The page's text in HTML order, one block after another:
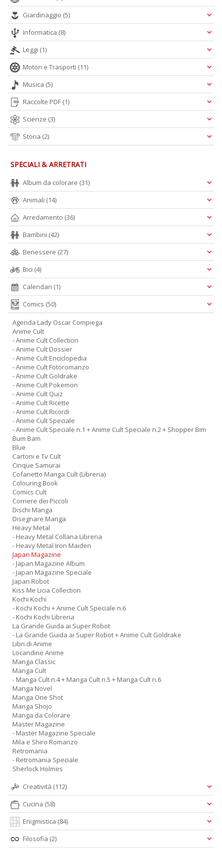
Giardinaggio (5)
Informatica (8)
Leggi (1)
Motori e Trasporti (11)
Musica (5)
Raccolte PDF (1)
Scienze (3)
Storia (2)
SPECIALI & ARRETRATI
Album da colorare (31)
Animali (14)
Arredamento (36)
Bambini (42)
Benessere (27)
Bici (4)
Calendari (1)
Comics (50)
Agenda Lady Oscar Compiega
Anime Cult
- Anime Cult Collection
- Anime Cult Dossier
- Anime Cult Enciclopedia
- Anime Cult Fotoromanzo
- Anime Cult Goldrake
- Anime Cult Pokemon
- Anime Cult Quiz
- Anime Cult Ricette
- Anime Cult Ricordi
- Anime Cult Speciale
- Anime Cult Speciale n.1 + Anime Cult Speciale n.2 + Shopper Bim
Bum Bam
Blue
Cartoni e Tv Cult
Cinque Samurai
Cofanetto Manga Cult (Libreria)
Colouring Book
Comics Cult
Corriere dei Piccoli
Dischi Manga
Disegnare Manga
Heavy Metal
- Heavy Metal Collana Libreria
- Heavy Metal Iron Maiden
Japan Magazine
- Japan Magazine Album
- Japan Magazine Speciale
Japan Robot
Kiss Me Licia Collection
Kochi Kochi
- Kochi Kochi + Anime Cult Speciale n.6
- Kochi Kochi Libreria
La Grande Guida ai Super Robot
- La Grande Guida ai Super Robot + Anime Cult Goldrake
Libri di Anime
Locandine Anime
Manga Classic
Manga Cult
- Manga Cult n.4 + Manga Cult n.5 + Manga Cult n.6
Manga Novel
Manga One Shot
Manga Shojo
Manga da Colorare
Master Magazine
- Master Magazine Speciale
Mila e Shiro Romanzo
Retromania
- Retromania Speciale
Sherlock Holmes
Creatività (112)
Cucina (58)
Enigmistica (84)
Filosofia (2)